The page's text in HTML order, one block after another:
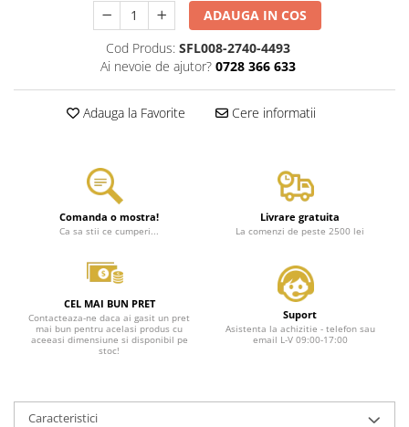
ADAUGA IN COS
Cod Produs: SFL008-2740-4493
Ai nevoie de ajutor? 0728 366 633
Adauga la Favorite Cere informatii
Comanda o mostra!
Ca sa stii ce cumperi...
Livrare gratuita
La comenzi de peste 2500 lei
CEL MAI BUN PRET
Contacteaza-ne daca ai gasit un pret
mai bun pentru acelasi produs cu
aceeasi dimensiune si disponibil pe
stoc!
Suport
Asistenta la achizitie - telefon sau
email L-V 09:00-17:00
Caracteristici